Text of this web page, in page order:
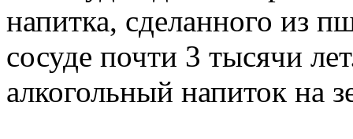
напитка, сделанного из
сосуде почти 3 тысячи
алкогольный напиток на